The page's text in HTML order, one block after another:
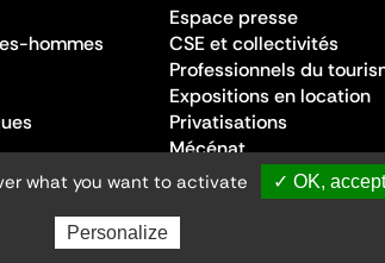
hommes
Espace presse
CSE et collectivités
Professionnels du
Expositions en location
Privatisations
Mécénat
what you want to activate ✓ OK, accept
Personalize